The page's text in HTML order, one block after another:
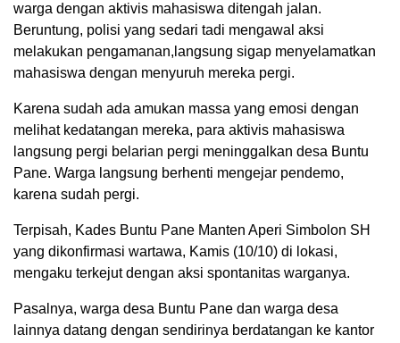
warga dengan aktivis mahasiswa ditengah jalan.
Beruntung, polisi yang sedari tadi mengawal aksi
melakukan pengamanan,langsung sigap menyelamatkan
mahasiswa dengan menyuruh mereka pergi.
Karena sudah ada amukan massa yang emosi dengan
melihat kedatangan mereka, para aktivis mahasiswa
langsung pergi belarian pergi meninggalkan desa Buntu
Pane. Warga langsung berhenti mengejar pendemo,
karena sudah pergi.
Terpisah, Kades Buntu Pane Manten Aperi Simbolon SH
yang dikonfirmasi wartawa, Kamis (10/10) di lokasi,
mengaku terkejut dengan aksi spontanitas warganya.
Pasalnya, warga desa Buntu Pane dan warga desa
lainnya datang dengan sendirinya berdatangan ke kantor